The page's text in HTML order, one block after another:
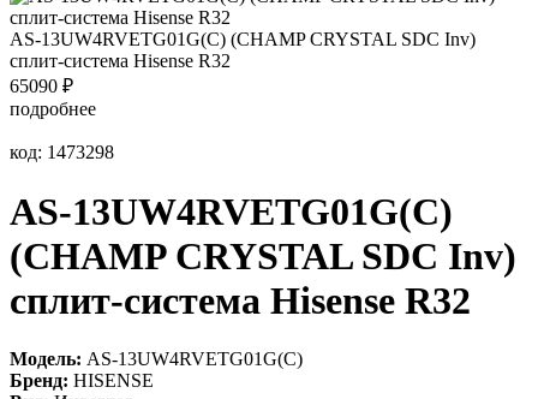
AS-13UW4RVETG01G(С) (СHAMP CRYSTAL SDC Inv)
сплит-система Hisense R32
65090 ₽
подробнее
код: 1473298
AS-13UW4RVETG01G(С)
(СHAMP CRYSTAL SDC Inv)
сплит-система Hisense R32
Модель: AS-13UW4RVETG01G(С)
Бренд: HISENSE